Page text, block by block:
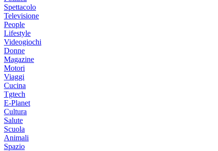
Spettacolo
Televisione
People
Lifestyle
Videogiochi
Donne
Magazine
Motori
Viaggi
Cucina
Tgtech
E-Planet
Cultura
Salute
Scuola
Animali
Spazio